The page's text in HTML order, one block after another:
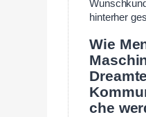
hinterher
Wie
che